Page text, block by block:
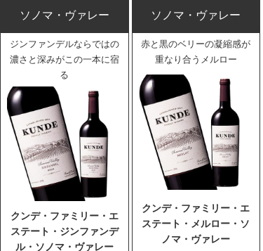
ソノマ・ヴァレー
ジンファンデルならではの
濃さと深みがこの一本に宿
る
クンデ・ファミリー・エ
ステート・ジンファンデ
ル・ソノマ・ヴァレー
ソノマ・ヴァレー
赤と黒のベリーの凝縮感が
重なり合うメルロー
クンデ・ファミリー・エ
ステート・メルロー・ソ
ノマ・ヴァレー